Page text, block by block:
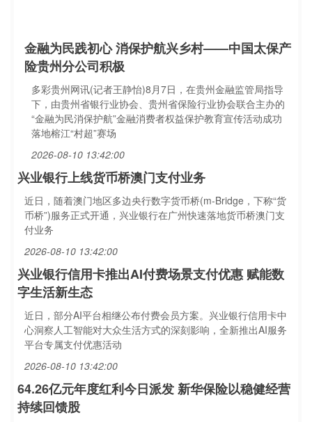
金融为民践初心 消保护航兴乡村——中国太保产
险贵州分公司积极
多彩贵州网讯(记者王静怡)8月7日，在贵州金融监管局指导
下，由贵州省银行业协会、贵州省保险行业协会联合主办的
“金融为民消保护航”金融消费者权益保护教育宣传活动成功
落地榕江“村超”赛场
2026-08-10 13:42:00
兴业银行上线货币桥澳门支付业务
近日，随着澳门地区多边央行数字货币桥(m-Bridge，下称“货
币桥”)服务正式开通，兴业银行在广州快速落地货币桥澳门支
付业务
2026-08-10 13:42:00
兴业银行信用卡推出AI付费场景支付优惠 赋能数
字生活新生态
近日，部分AI平台相继公布付费会员方案。兴业银行信用卡中
心洞察人工智能对大众生活方式的深刻影响，全新推出AI服务
平台专属支付优惠活动
2026-08-10 13:42:00
64.26亿元年度红利今日派发 新华保险以稳健经营
持续回馈股